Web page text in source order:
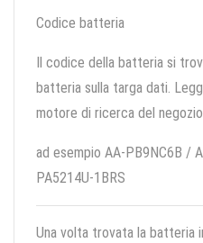
Codice batteria
Il codice della batteria si
batteria sulla targa dati.
motore di ricerca del
ad esempio AA-PB9NC6B /
PA5214U-1BRS
Una volta trovata la batteria